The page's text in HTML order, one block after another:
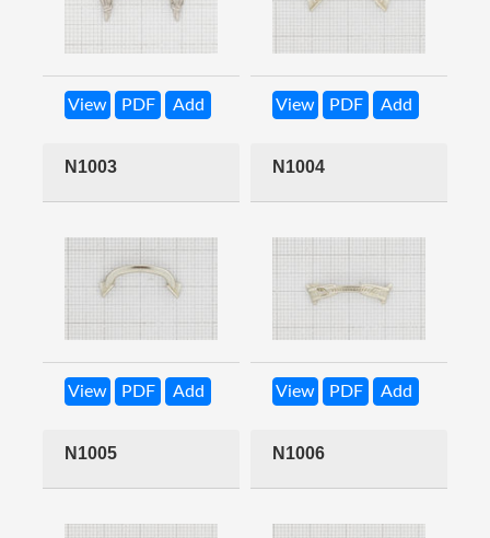
View PDF Add View PDF Add
N1003
View PDF Add
N1004
View PDF Add
N1005 N1006